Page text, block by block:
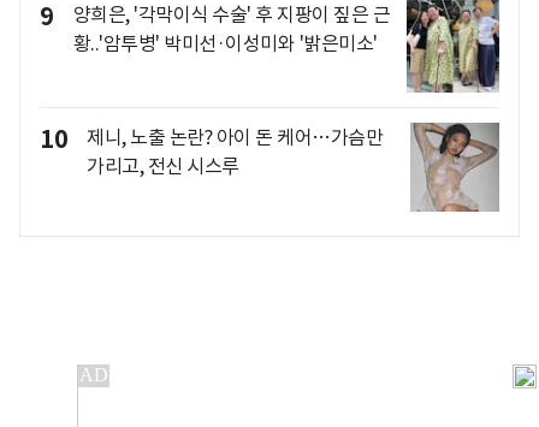
9
양희은, '각막이식 수술' 후 지팡이 짚은 근
황..'암투병' 박미선·이성미와 '밝은미소'
10
제니, 노출 논란? 아이 돈 케어…가슴만
가리고, 전신 시스루